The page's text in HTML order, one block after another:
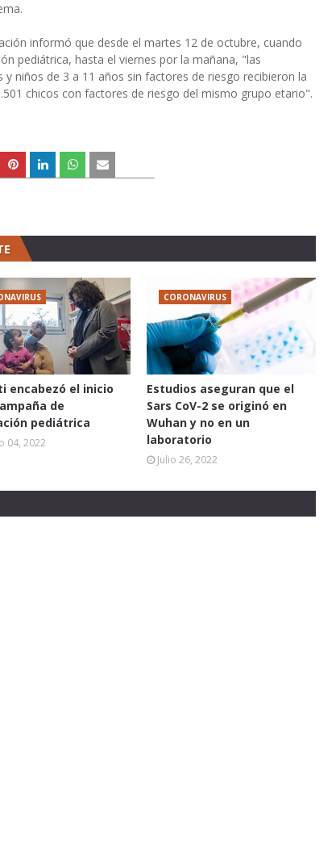
informó que desde el martes 12 de octubre, cuando
pediátrica, hasta el viernes por la mañana, "las
niños de 3 a 11 años sin factores de riesgo recibieron la
chicos con factores de riesgo del mismo grupo etario".
encabezó el inicio
de
pediátrica
04, 2022
CORONAVIRUS
Estudios aseguran que el
Sars CoV-2 se originó en
Wuhan y no en un
laboratorio
Julio 26, 2022